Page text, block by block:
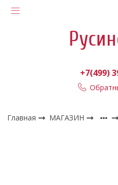
+7(499)
Главная МАГАЗИН